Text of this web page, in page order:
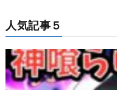
人気記事５